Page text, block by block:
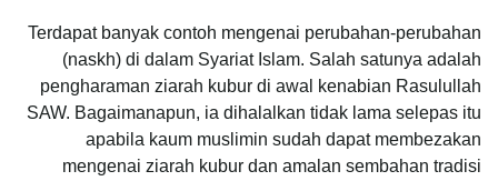
Terdapat banyak contoh mengenai perubahan-perubahan
(naskh) di dalam Syariat Islam. Salah satunya adalah
pengharaman ziarah kubur di awal kenabian Rasulullah
SAW. Bagaimanapun, ia dihalalkan tidak lama selepas itu
apabila kaum muslimin sudah dapat membezakan
mengenai ziarah kubur dan amalan sembahan tradisi